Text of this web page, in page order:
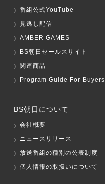
番組公式YouTube
見逃し配信
AMBER GAMES
BS朝日セールスサイト
関連商品
Program Guide For Buyers
BS朝日について
会社概要
ニュースリリース
放送番組の種別の公表制度
個人情報の取扱いについて